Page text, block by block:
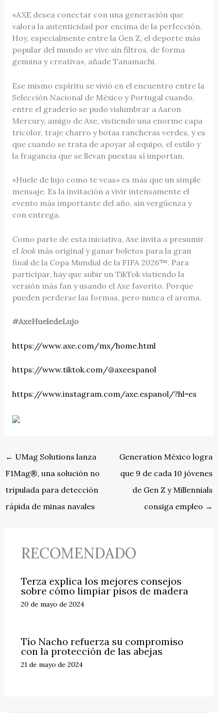
«AXE desea conectar con una generación que
valora la autenticidad por encima de la perfección.
Hoy, especialmente entre la Gen Z, el deporte más
popular del mundo se vive sin filtros, de forma
genuina y creativa», añade Tanamachi.
Ese mismo espíritu se vivió en el encuentro entre la
Selección Nacional de México y Portugal cuando,
entre el graderío se pudo vislumbrar a Aaron
Mercury, amigo de Axe, vistiendo una enorme capa
tricolor, traje charro y botas rancheras verdes, y es
que cuando se trata de apoyar al equipo, el estilo y
la fragancia que se llevan puestas sí importan.
«Huele de lujo como te veas» es más que un simple
mensaje. Es la invitación a vivir intensamente el
evento más importante del año, sin vergüenza y
con entrega.
Como parte de esta iniciativa, Axe invita a presumir
el lookmás original y ganar boletos para la gran
final de la Copa Mundial de la FIFA 2026™. Para
participar, hay que subir un TikTok vistiendo la
versión más fan y usando el Axe favorito. Porque
pueden perderse las formas, pero nunca el aroma.
#AxeHueledeLujo
https://www.axe.com/mx/home.html
https://www.tiktok.com/@axeespanol
https://www.instagram.com/axe.espanol/?hl=es
← UMag Solutions lanza
F1Mag®, una solución no
tripulada para detección
rápida de minas navales
Generation México logra
que 9 de cada 10 jóvenes
de Gen Z y Millennials
consiga empleo →
RECOMENDADO
Terza explica los mejores consejos
sobre cómo limpiar pisos de madera
20 de mayo de 2024
Tío Nacho refuerza su compromiso
con la protección de las abejas
21 de mayo de 2024